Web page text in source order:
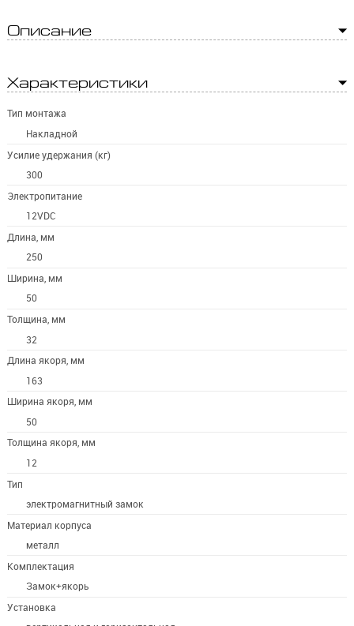
Описание
Характеристики
Тип монтажа
Накладной
Усилие удержания (кг)
300
Электропитание
12VDC
Длина, мм
250
Ширина, мм
50
Толщина, мм
32
Длина якоря, мм
163
Ширина якоря, мм
50
Толщина якоря, мм
12
Тип
электромагнитный замок
Материал корпуса
металл
Комплектация
Замок+якорь
Установка